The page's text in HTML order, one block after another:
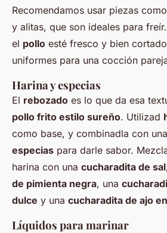
Recomendamos usar piezas
y alitas, que son ideales para
el pollo esté fresco y bien
uniformes para una cocción
Harina y especias
El rebozado es lo que da esa
pollo frito estilo sureño. Utilizad
como base, y combinadla con
especias para darle sabor.
harina con una cucharadita de sal
de pimienta negra, una
dulce y una cucharadita de ajo
Líquidos para marinar